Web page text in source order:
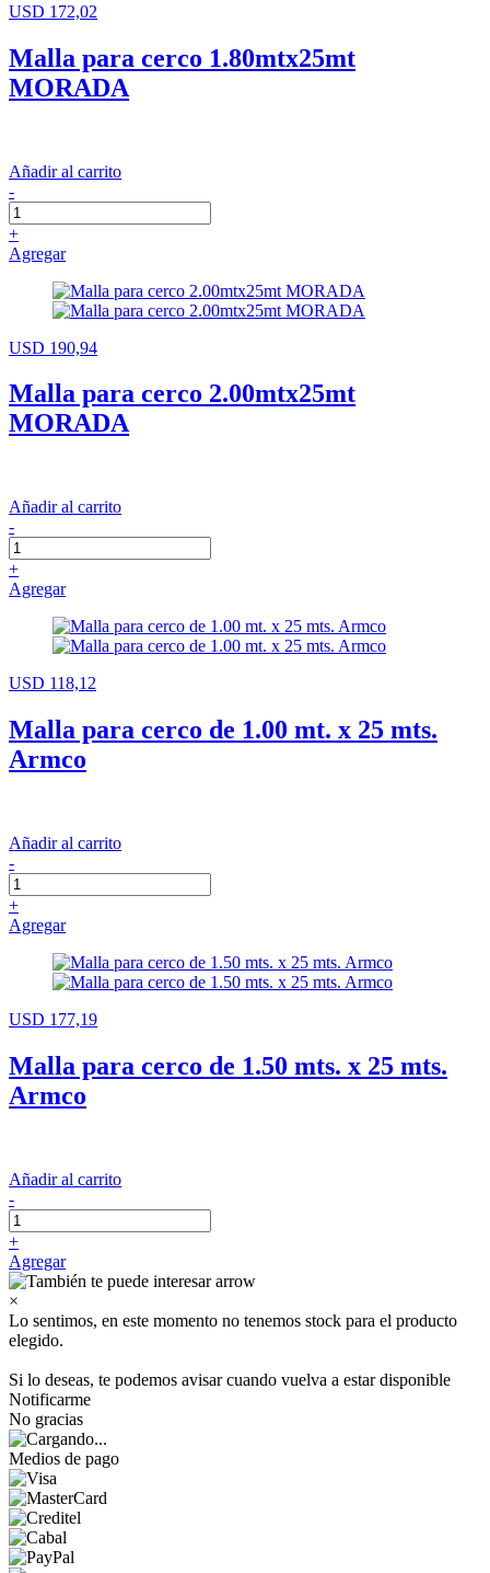
USD 172,02
Malla para cerco 1.80mtx25mt
MORADA
Añadir al carrito
-
+
Agregar
USD 190,94
Malla para cerco 2.00mtx25mt
MORADA
Añadir al carrito
-
+
Agregar
USD 118,12
Malla para cerco de 1.00 mt. x 25 mts.
Armco
Añadir al carrito
-
+
Agregar
USD 177,19
Malla para cerco de 1.50 mts. x 25 mts.
Armco
Añadir al carrito
-
+
Agregar
×
Lo sentimos, en este momento no tenemos stock para el producto
elegido.
Si lo deseas, te podemos avisar cuando vuelva a estar disponible
Notificarme
No gracias
Medios de pago